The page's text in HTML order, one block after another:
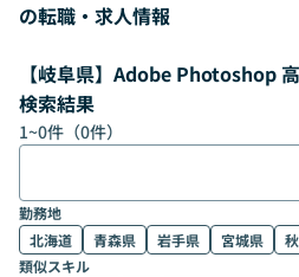
の転職・求人情報
【岐阜県】Adobe Photoshop
検索結果
1~0件（0件）
勤務地
北海道
青森県 岩手県 宮城県
類似スキル